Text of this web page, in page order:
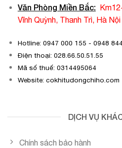
Văn Phòng Miền Bắc:
Vĩnh Quỳnh, Thanh Trì, Hà Nội
Hotline: 0947 000 155 - 0948
Điện thoại: 028.66.50.51.55
Mã số thuế: 0314495064
Website: cokhitudongchiho.com
DỊCH VỤ
Chính sách bảo hành